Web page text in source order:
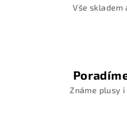
Vše skladem
Známe plusy